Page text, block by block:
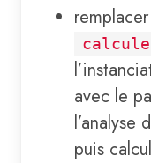
avec le
l’analyse
puis